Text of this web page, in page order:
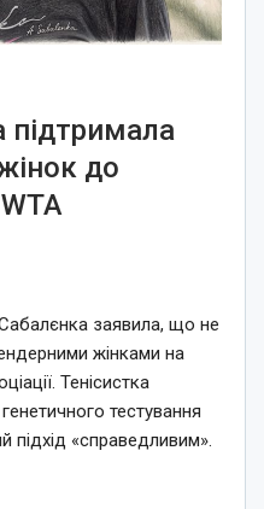
підтримала
до
заявила, що не
жінками на
Тенісистка
тестування
підхід «справедливим».